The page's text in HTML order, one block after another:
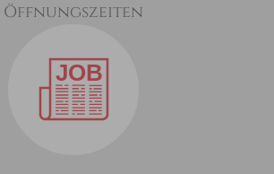
Öffnungszeiten